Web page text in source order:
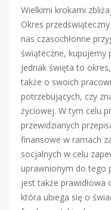
Wielkimi krokami
Okres
nas czasochłonne
świąteczne, kupujemy
Jednak święta to
także o swoich
potrzebujących, czy
życiowej. W tym celu
przewidzianych
finansowe w ramach
socjalnych w celu
uprawnionym do tego
jest także prawidłowa
która ubiega się o